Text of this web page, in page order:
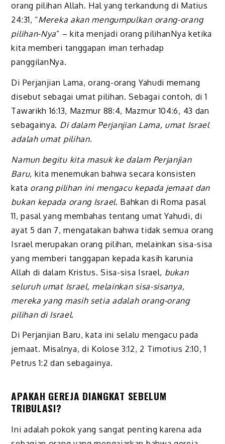
orang pilihan Allah. Hal yang terkandung di Matius
24:31, “Mereka akan mengumpulkan orang-orang
pilihan-Nya” – kita menjadi orang pilihanNya ketika
kita memberi tanggapan iman terhadap
panggilanNya.
Di Perjanjian Lama, orang-orang Yahudi memang
disebut sebagai umat pilihan. Sebagai contoh, di 1
Tawarikh 16:13, Mazmur 88:4, Mazmur 104:6, 43 dan
sebagainya. Di dalam Perjanjian Lama, umat Israel
adalah umat pilihan.
Namun begitu kita masuk ke dalam Perjanjian
Baru, kita menemukan bahwa secara konsisten
kata orang pilihan ini mengacu kepada jemaat dan
bukan kepada orang Israel. Bahkan di Roma pasal
11, pasal yang membahas tentang umat Yahudi, di
ayat 5 dan 7, mengatakan bahwa tidak semua orang
Israel merupakan orang pilihan, melainkan sisa-sisa
yang memberi tanggapan kepada kasih karunia
Allah di dalam Kristus. Sisa-sisa Israel, bukan
seluruh umat Israel, melainkan sisa-sisanya,
mereka yang masih setia adalah orang-orang
pilihan di Israel.
Di Perjanjian Baru, kata ini selalu mengacu pada
jemaat. Misalnya, di Kolose 3:12, 2 Timotius 2:10, 1
Petrus 1:2 dan sebagainya.
APAKAH GEREJA DIANGKAT SEBELUM
TRIBULASI?
Ini adalah pokok yang sangat penting karena ada